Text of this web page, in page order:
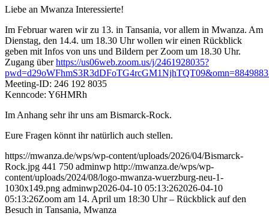
Liebe an Mwanza Interessierte!
Im Februar waren wir zu 13. in Tansania, vor allem in Mwanza. Am
Dienstag, den 14.4. um 18.30 Uhr wollen wir einen Rückblick
geben mit Infos von uns und Bildern per Zoom um 18.30 Uhr.
Zugang überhttps://us06web.zoom.us/j/2461928035?
Meeting-ID: 246 192 8035
Kenncode: Y6HMRh
Im Anhang sehr ihr uns am Bismarck-Rock.
Eure Fragen könnt ihr natürlich auch stellen.
https://mwanza.de/wps/wp-content/uploads/2026/04/Bismarck-
Rock.jpg 441 750 adminwp http://mwanza.de/wps/wp-
content/uploads/2024/08/logo-mwanza-wuerzburg-neu-1-
1030x149.png adminwp2026-04-10 05:13:262026-04-10
05:13:26Zoom am 14. April um 18:30 Uhr – Rückblick auf den
Besuch in Tansania, Mwanza